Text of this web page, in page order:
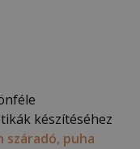
készítéséhez
száradó, puha